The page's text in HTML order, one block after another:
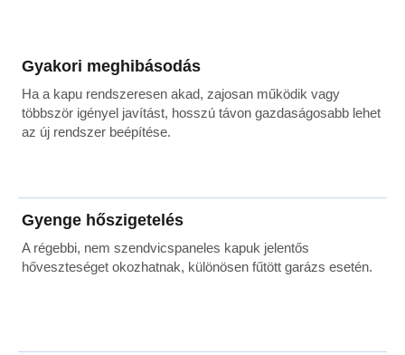
Gyakori meghibásodás
Ha a kapu rendszeresen akad, zajosan működik vagy
többször igényel javítást, hosszú távon gazdaságosabb lehet
az új rendszer beépítése.
Gyenge hőszigetelés
A régebbi, nem szendvicspaneles kapuk jelentős
hőveszteséget okozhatnak, különösen fűtött garázs esetén.